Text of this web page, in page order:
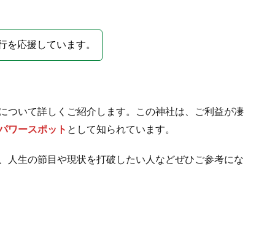
を応援しています。
ついて詳しくご紹介します。この神社は、ご利益が凄
ワースポット として知られています。
人生の節目や現状を打破したい人などぜひご参考にな